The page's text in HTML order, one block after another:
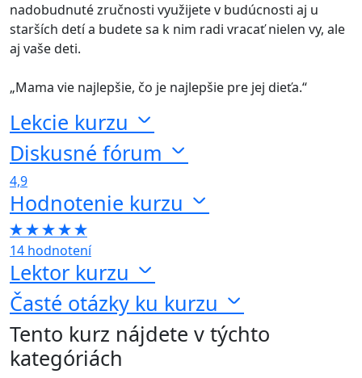
nadobudnuté zručnosti využijete v budúcnosti aj u
starších detí a budete sa k nim radi vracať nielen vy, ale
aj vaše deti.
„Mama vie najlepšie, čo je najlepšie pre jej dieťa.“
Lekcie kurzu
Diskusné fórum
4,9
Hodnotenie kurzu
14 hodnotení
Lektor kurzu
Časté otázky ku kurzu
Tento kurz nájdete v týchto
kategóriách